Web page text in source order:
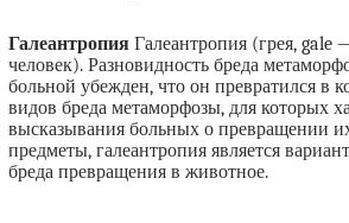
ГалеантропияГалеантропия (грея,
человек). Разновидность бреда
больной убежден, что он превратился в
видов бреда метаморфозы, для которых
высказывания больных о превращении
предметы, галеантропия является
бреда превращения в животное.